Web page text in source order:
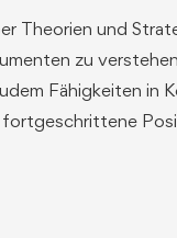
Theorien und
zu
Fähigkeiten in